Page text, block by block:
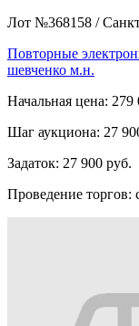
Лот №368158 /
Повторные
шевченко м.н.
Начальная цена: 279
Шаг аукциона: 27
Задаток: 27 900 руб.
Проведение торгов: